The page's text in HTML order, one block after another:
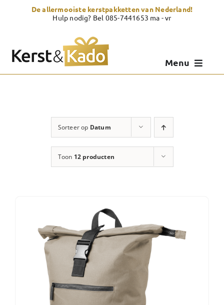
De allermooiste kerstpakketten van Nederland!
Hulp nodig? Bel 085-7441653 ma - vr
Menu
Zelf samenstellen
Sorteer op Datum
Toon 12 producten